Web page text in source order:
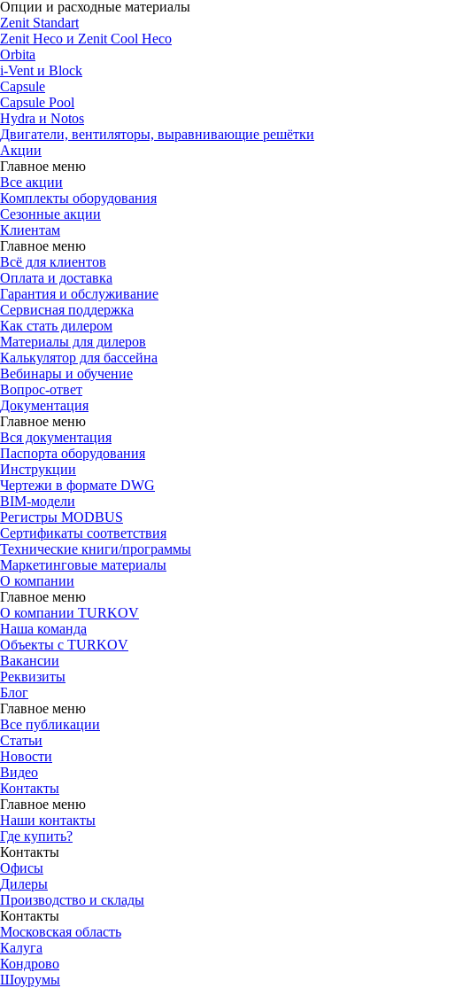
Опции и расходные материалы
Zenit Standart
Zenit Heco и Zenit Cool Heco
Orbita
i-Vent и Block
Capsule
Capsule Pool
Hydra и Notos
Двигатели, вентиляторы, выравнивающие решётки
Акции
Главное меню
Все акции
Комплекты оборудования
Сезонные акции
Клиентам
Главное меню
Всё для клиентов
Оплата и доставка
Гарантия и обслуживание
Сервисная поддержка
Как стать дилером
Материалы для дилеров
Калькулятор для бассейна
Вебинары и обучение
Вопрос-ответ
Документация
Главное меню
Вся документация
Паспорта оборудования
Инструкции
Чертежи в формате DWG
BIM-модели
Регистры MODBUS
Сертификаты соответствия
Технические книги/программы
Маркетинговые материалы
О компании
Главное меню
О компании TURKOV
Наша команда
Объекты с TURKOV
Вакансии
Реквизиты
Блог
Главное меню
Все публикации
Статьи
Новости
Видео
Контакты
Главное меню
Наши контакты
Где купить?
Контакты
Офисы
Дилеры
Производство и склады
Контакты
Московская область
Калуга
Кондрово
Шоурумы